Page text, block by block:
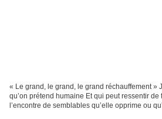
« Le grand, le grand, le grand réchauffement »
qu’on prétend humaine Et qui peut ressentir
l’encontre de semblables qu’elle opprime ou